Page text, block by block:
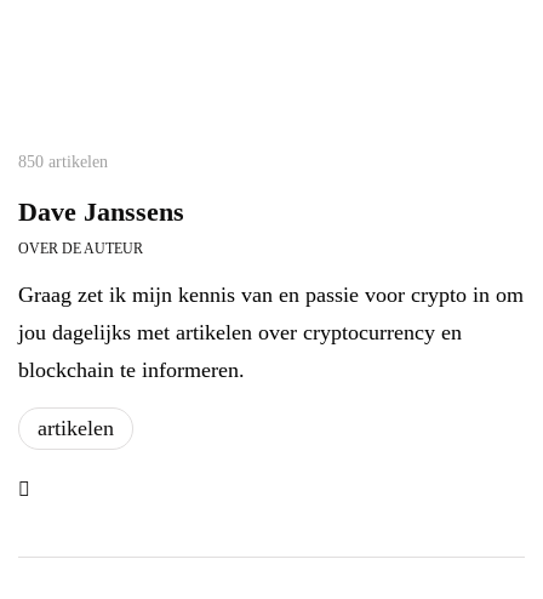
850 artikelen
Dave Janssens
OVER DE AUTEUR
Graag zet ik mijn kennis van en passie voor crypto in om
jou dagelijks met artikelen over cryptocurrency en
blockchain te informeren.
artikelen